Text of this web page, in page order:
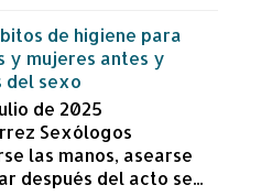
de higiene para
y mujeres antes y
del sexo
de 2025
Sexólogos
las manos, asearse
después del acto se...